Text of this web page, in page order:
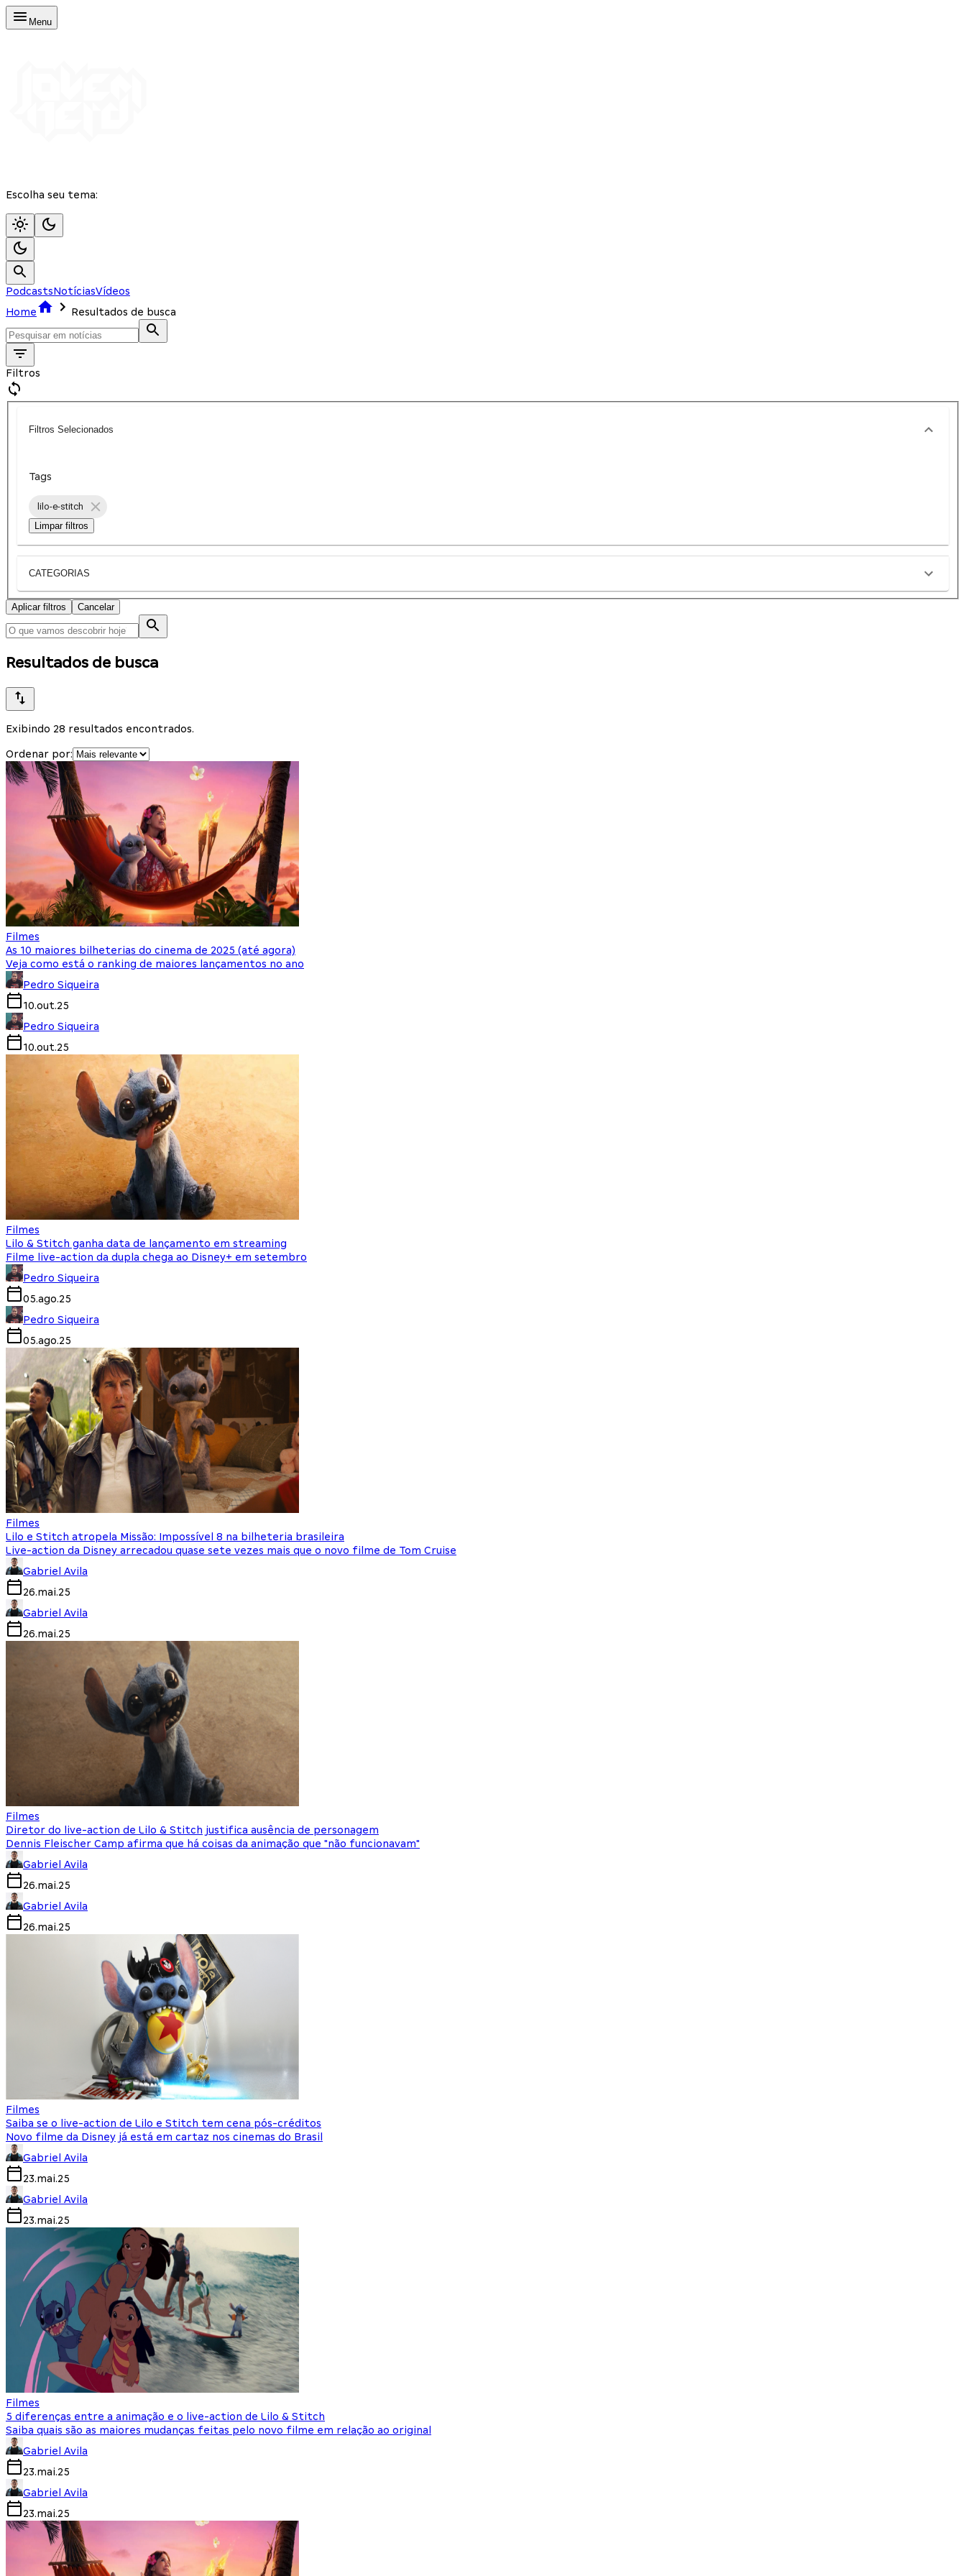
Menu
Escolha seu tema:
PodcastsNotíciasVídeos
Home
Resultados de busca
Filtros
Filtros Selecionados
Tags
lilo-e-stitch
Limpar filtros
CATEGORIAS
Aplicar filtros Cancelar
Resultados de busca
Exibindo 28 resultados encontrados.
Ordenar por:
Filmes
As 10 maiores bilheterias do cinema de 2025 (até agora)
Veja como está o ranking de maiores lançamentos no ano
Pedro Siqueira
10.out.25
Pedro Siqueira
10.out.25
Filmes
Lilo & Stitch ganha data de lançamento em streaming
Filme live-action da dupla chega ao Disney+ em setembro
Pedro Siqueira
05.ago.25
Pedro Siqueira
05.ago.25
Filmes
Lilo e Stitch atropela Missão: Impossível 8 na bilheteria brasileira
Live-action da Disney arrecadou quase sete vezes mais que o novo filme de Tom Cruise
Gabriel Avila
26.mai.25
Gabriel Avila
26.mai.25
Filmes
Diretor do live-action de Lilo & Stitch justifica ausência de personagem
Dennis Fleischer Camp afirma que há coisas da animação que "não funcionavam"
Gabriel Avila
26.mai.25
Gabriel Avila
26.mai.25
Filmes
Saiba se o live-action de Lilo e Stitch tem cena pós-créditos
Novo filme da Disney já está em cartaz nos cinemas do Brasil
Gabriel Avila
23.mai.25
Gabriel Avila
23.mai.25
Filmes
5 diferenças entre a animação e o live-action de Lilo & Stitch
Saiba quais são as maiores mudanças feitas pelo novo filme em relação ao original
Gabriel Avila
23.mai.25
Gabriel Avila
23.mai.25